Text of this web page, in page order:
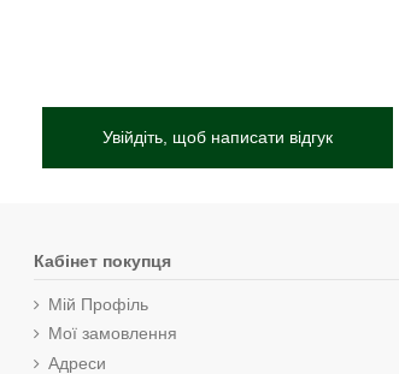
Увійдіть, щоб написати відгук
Кабінет покупця
Мій Профіль
Мої замовлення
Адреси